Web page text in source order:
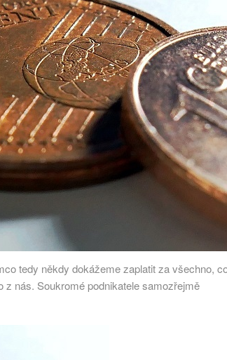
tedy někdy dokážeme zaplatit za všechno,
nás. Soukromé podnikatele samozřejmě